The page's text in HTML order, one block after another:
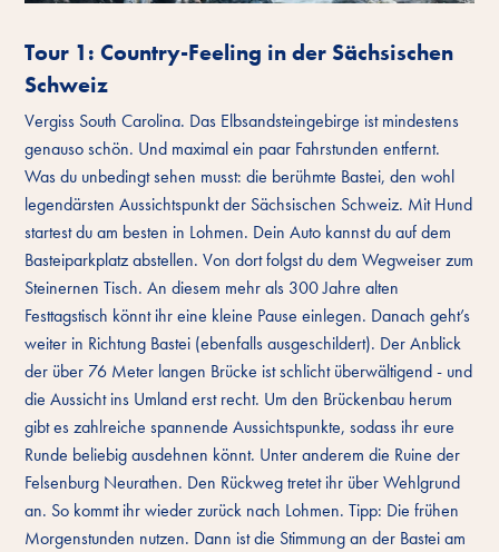
Tour 1: Country-Feeling in der Sächsischen
Schweiz
Vergiss South Carolina. Das Elbsandsteingebirge ist mindestens
genauso schön. Und maximal ein paar Fahrstunden entfernt.
Was du unbedingt sehen musst: die berühmte Bastei, den wohl
legendärsten Aussichtspunkt der Sächsischen Schweiz. Mit Hund
startest du am besten in Lohmen. Dein Auto kannst du auf dem
Basteiparkplatz abstellen. Von dort folgst du dem Wegweiser zum
Steinernen Tisch. An diesem mehr als 300 Jahre alten
Festtagstisch könnt ihr eine kleine Pause einlegen. Danach geht’s
weiter in Richtung Bastei (ebenfalls ausgeschildert). Der Anblick
der über 76 Meter langen Brücke ist schlicht überwältigend - und
die Aussicht ins Umland erst recht. Um den Brückenbau herum
gibt es zahlreiche spannende Aussichtspunkte, sodass ihr eure
Runde beliebig ausdehnen könnt. Unter anderem die Ruine der
Felsenburg Neurathen. Den Rückweg tretet ihr über Wehlgrund
an. So kommt ihr wieder zurück nach Lohmen. Tipp: Die frühen
Morgenstunden nutzen. Dann ist die Stimmung an der Bastei am